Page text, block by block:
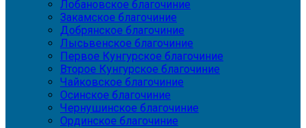
Лобановское благочиние
Закамское благочиние
Добрянское благочиние
Лысьвенское благочиние
Первое Кунгурское благочиние
Второе Кунгурское благочиние
Чайковское благочиние
Осинское благочиние
Чернушинское благочиние
Ординское благочиние